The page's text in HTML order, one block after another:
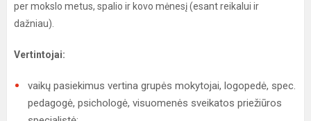
per mokslo metus, spalio ir kovo mėnesį (esant reikalui ir
dažniau).
Vertintojai:
vaikų pasiekimus vertina grupės mokytojai, logopedė, spec.
pedagogė, psichologė, visuomenės sveikatos priežiūros